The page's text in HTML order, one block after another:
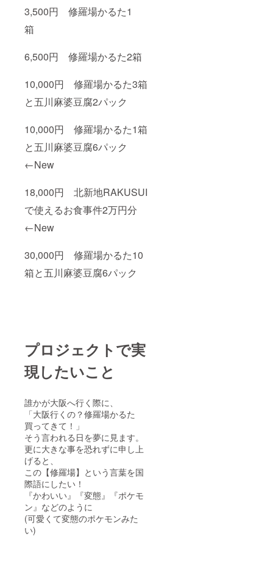
3,500円 修羅場かるた1
箱
6,500円 修羅場かるた2箱
10,000円 修羅場かるた3箱
と五川麻婆豆腐2パック
10,000円 修羅場かるた1箱
と五川麻婆豆腐6パック
←New
18,000円 北新地RAKUSUI
で使えるお食事件2万円分
←New
30,000円 修羅場かるた10
箱と五川麻婆豆腐6パック
プロジェクトで実
現したいこと
誰かが大阪へ行く際に、
「大阪行くの？修羅場かるた
買ってきて！」
そう言われる日を夢に見ます。
更に大きな事を恐れずに申し上
げると、
この【修羅場】という言葉を国
際語にしたい！
『かわいい』『変態』『ポケモ
ン』などのように
(可愛くて変態のポケモンみた
い)